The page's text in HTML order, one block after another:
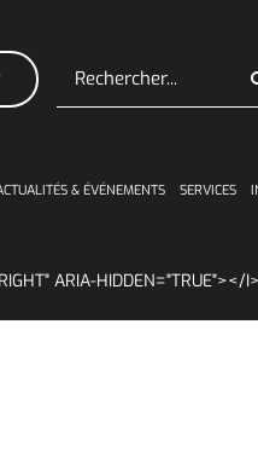
Rechercher:
& ÉVÉNEMENTS SERVICES